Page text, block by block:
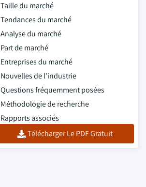
Taille du marché
Tendances du marché
Analyse du marché
Part de marché
Entreprises du marché
Nouvelles de l'industrie
Questions fréquemment posées
Méthodologie de recherche
Rapports associés
Télécharger Le PDF Gratuit